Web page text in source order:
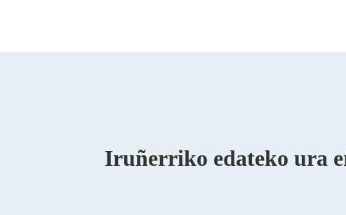
Iruñerriko edateko ura